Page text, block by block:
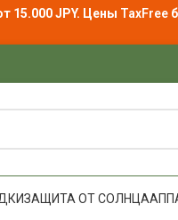
15.000 JPY. Цены TaxFree
ЗАЩИТА ОТ СОЛНЦА